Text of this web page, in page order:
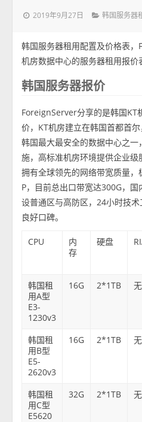
2019年9月27日 韩国服务器
韩国服务器租用配置及价格表
机房数据中心的服务器租用报价
韩国服务器报价
ForeignServer分享的是韩国KT
价，KT机房建立在韩国首都首
韩国最大最安全的数据中心之
施，高标准机房环境提供企业
拥有全球领先的网络带宽质量，
P，目前总出口带宽达300G，
设普通区与高防区，24小时技
良好口碑。
CPU
内
存
硬盘
韩国租
用A型
E3-
1230v3
16G 2*1TB 无
韩国租
用B型
E5-
2620v3
16G 2*1TB 无
韩国租
用C型
E5620
32G 2*1TB 无